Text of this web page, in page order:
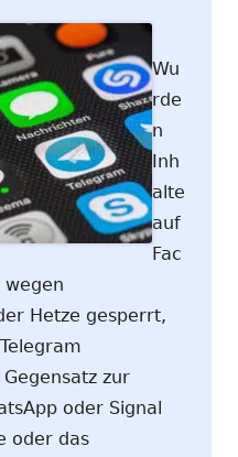
Wu
rde
n
Inh
alte
auf
Fac
wegen
Hetze gesperrt,
zur
oder Signal
oder das